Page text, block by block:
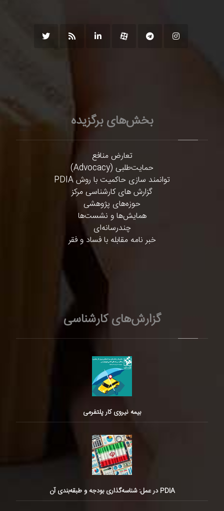
بخش‌های برگزیده
تعارض منافع
حمایت‌طلبی (Advocacy)
توانمند سازی حاکمیت با روش PDIA
گزارش های کارشناسی مرکز
حوزه‌های پژوهشی
همایش‌ها و نشست‌ها
چندرسانه‌ای
خبر نامه مقابله با فساد و فقر
گزارش‌های کارشناسی
بیمه نیروی کار پلتفرمی
PDIA در عمل: شناسه‌گذاری بودجه و طبقه‌بندی آن